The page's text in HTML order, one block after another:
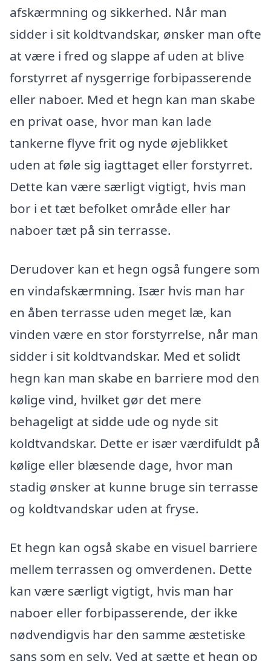
afskærmning og sikkerhed. Når man
sidder i sit koldtvandskar, ønsker man ofte
at være i fred og slappe af uden at blive
forstyrret af nysgerrige forbipasserende
eller naboer. Med et hegn kan man skabe
en privat oase, hvor man kan lade
tankerne flyve frit og nyde øjeblikket
uden at føle sig iagttaget eller forstyrret.
Dette kan være særligt vigtigt, hvis man
bor i et tæt befolket område eller har
naboer tæt på sin terrasse.
Derudover kan et hegn også fungere som
en vindafskærmning. Især hvis man har
en åben terrasse uden meget læ, kan
vinden være en stor forstyrrelse, når man
sidder i sit koldtvandskar. Med et solidt
hegn kan man skabe en barriere mod den
kølige vind, hvilket gør det mere
behageligt at sidde ude og nyde sit
koldtvandskar. Dette er især værdifuldt på
kølige eller blæsende dage, hvor man
stadig ønsker at kunne bruge sin terrasse
og koldtvandskar uden at fryse.
Et hegn kan også skabe en visuel barriere
mellem terrassen og omverdenen. Dette
kan være særligt vigtigt, hvis man har
naboer eller forbipasserende, der ikke
nødvendigvis har den samme æstetiske
sans som en selv. Ved at sætte et hegn op